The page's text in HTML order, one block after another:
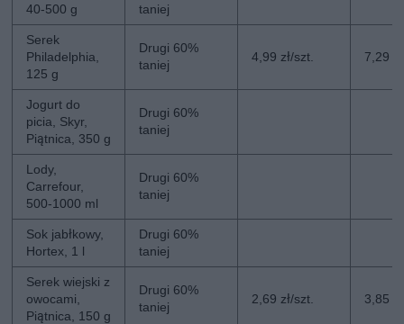
40-500 g
taniej
Serek
Philadelphia,
125 g
Drugi 60%
taniej
4,99 zł/szt. 7,29
Jogurt do
picia, Skyr,
Piątnica, 350 g
Drugi 60%
taniej
Lody,
Carrefour,
500-1000 ml
Drugi 60%
taniej
Sok jabłkowy,
Hortex, 1 l
Drugi 60%
taniej
Serek wiejski z
owocami,
Piątnica, 150 g
Drugi 60%
taniej
2,69 zł/szt. 3,85